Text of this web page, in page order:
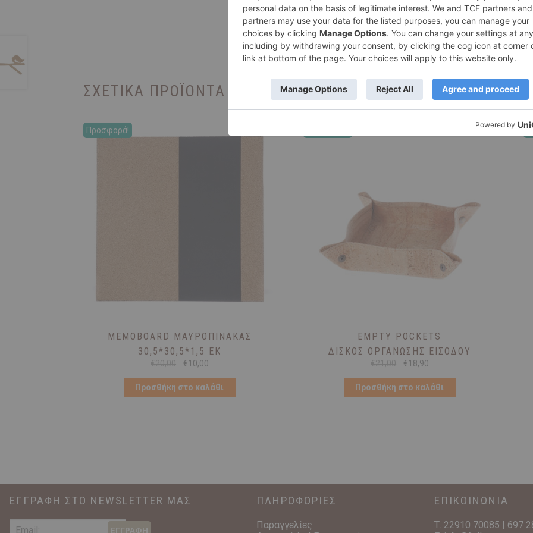
ΣΧΕΤΙΚΆ ΠΡΟΪΌΝΤΑ
MEMOBOARD ΜΑΥΡΟΠΊΝΑΚΑΣ
30,5*30,5*1,5 ΕΚ
Προσφορά!
€20,00
Original
€20,00.
€10,00Η
τιμή
είναι:
Προσθήκη στο καλάθι
EMPTY POCKETS
ΔΊΣΚΟΣ ΟΡΓΆΝΩΣΗΣ ΕΙΣΌΔΟΥ
€21,00
Original
€21,00.
€18,90Η
τιμή
είναι:
Προσθήκη στο καλάθι
ΕΓΓΡΑΦΗ ΣΤΟ NEWSLETTER ΜΑΣ
ΕΓΓΡΑΦΗ
ΠΛΗΡΟΦΟΡΙΕΣ
Παραγγελίες
ΕΠΙΚΟΙΝΩΝΙΑ
Τ. 22910 70085 | 697